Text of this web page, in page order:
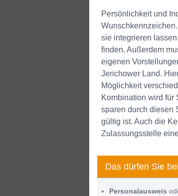
Persönlichkeit und
sie integrieren
finden. Außerdem
eigenen
Jerichower Land.
Möglichkeit
Kombination wird für
sparen durch diesen
gültig ist. Auch die
Zulassungsstelle
Das dürfen Sie
Personalausweis